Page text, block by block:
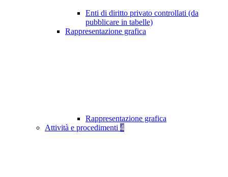
Enti di diritto privato controllati (da
pubblicare in tabelle)
Rappresentazione grafica
Rappresentazione grafica
Attività e procedimenti 4